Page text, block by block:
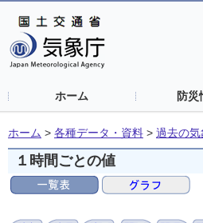
ホーム 防災
ホーム > 各種データ・資料 > 過去の
１時間ごとの値